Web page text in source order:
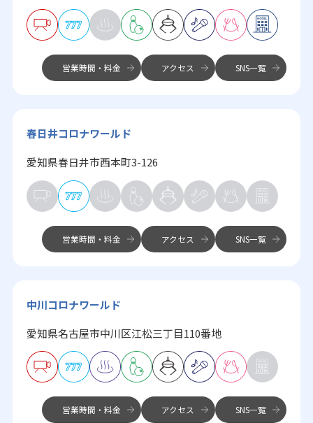
営業時間・料金 アクセス SNS一覧
春日井コロナワールド
愛知県春日井市西本町3-126
営業時間・料金 アクセス SNS一覧
中川コロナワールド
愛知県名古屋市中川区江松三丁目110番地
営業時間・料金 アクセス SNS一覧